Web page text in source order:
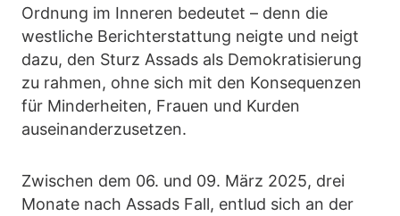
Ordnung im Inneren bedeutet – denn die
westliche Berichterstattung neigte und neigt
dazu, den Sturz Assads als Demokratisierung
zu rahmen, ohne sich mit den Konsequenzen
für Minderheiten, Frauen und Kurden
auseinanderzusetzen.
Zwischen dem 06. und 09. März 2025, drei
Monate nach Assads Fall, entlud sich an der